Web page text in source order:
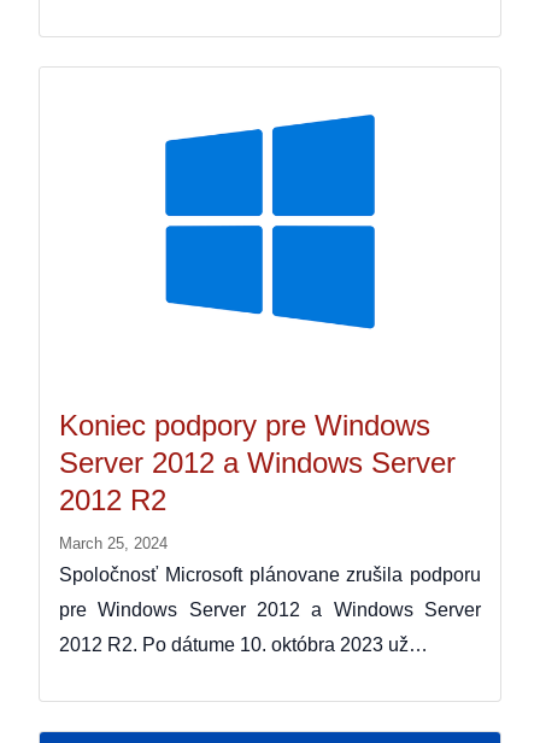
Koniec podpory pre Windows
Server 2012 a Windows Server
2012 R2
March 25, 2024
Spoločnosť Microsoft plánovane zrušila podporu
pre Windows Server 2012 a Windows Server
2012 R2. Po dátume 10. októbra 2023 už…